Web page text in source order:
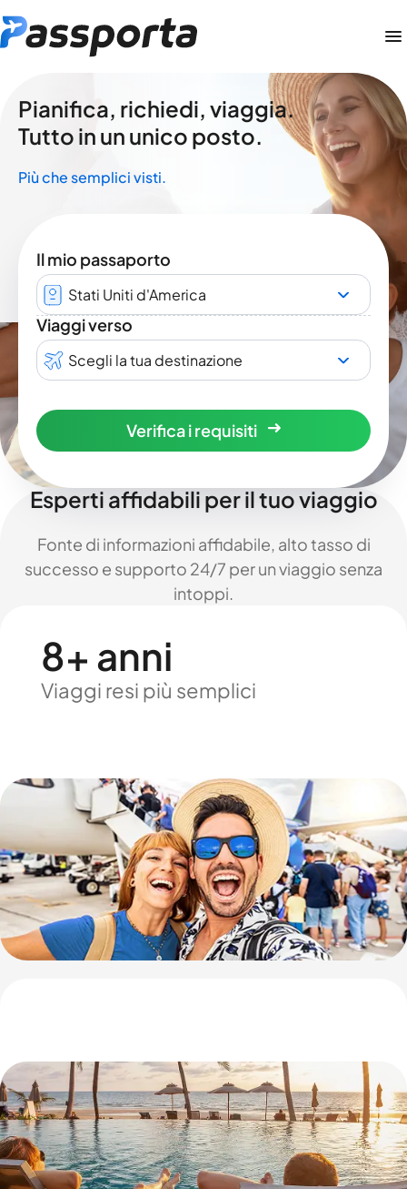
Pianifica, richiedi, viaggia.
Tutto in un unico posto.
Più che semplici visti.
Il mio passaporto
Stati Uniti d'America
Viaggi verso
Scegli la tua destinazione
Verifica i requisiti
Esperti affidabili per il tuo viaggio
Fonte di informazioni affidabile, alto tasso di
successo e supporto 24/7 per un viaggio senza
intoppi.
8+ anni
Viaggi resi più semplici